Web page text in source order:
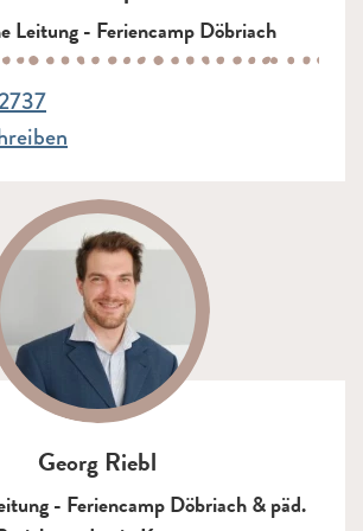
Leitung - Feriencamp Döbriach
Georg Riebl
- Feriencamp Döbriach & päd.